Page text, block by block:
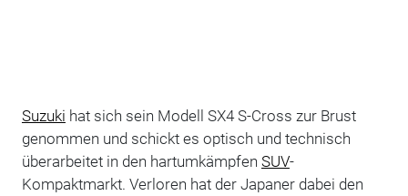
Suzuki hat sich sein Modell SX4 S-Cross zur Brust
genommen und schickt es optisch und technisch
überarbeitet in den hartumkämpfen SUV-
Kompaktmarkt. Verloren hat der Japaner dabei den